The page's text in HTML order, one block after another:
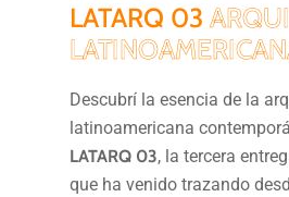
LATARQ 03
Descubrí la esencia de la
latinoamericana
LATARQ 03, la tercera
que ha venido trazando